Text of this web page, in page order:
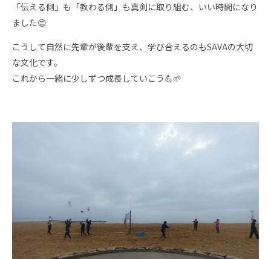
「伝える側」も「教わる側」も真剣に取り組む、いい時間になり
ました😊
こうして自然に先輩が後輩を支え、学び合えるのもSAVAの大切
な文化です。
これから一緒に少しずつ成長していこう💪🌱